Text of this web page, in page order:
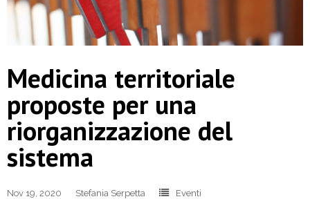
Medicina territoriale
proposte per una
riorganizzazione del
sistema
Nov 19, 2020 Stefania Serpetta
Eventi